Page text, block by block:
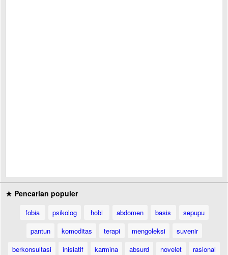
★ Pencarian populer
fobia psikolog hobi abdomen basis
sepupu
pantun
komoditas terapi mengoleksi
suvenir
berkonsultasi
inisiatif karmina absurd novelet
rasional